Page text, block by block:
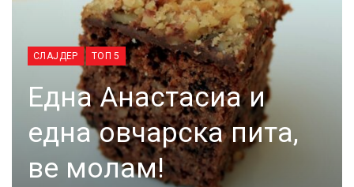
СЛАЈДЕР ТОП 5
Една Анастасиа и
една овчарска пита,
ве молам!